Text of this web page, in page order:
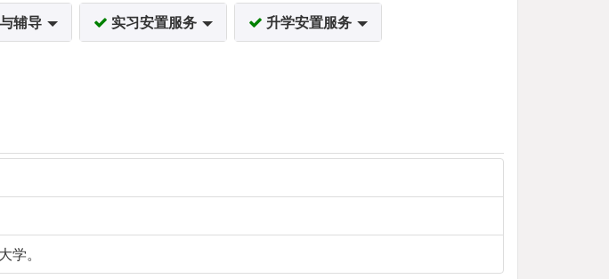
辅导 实习安置服务 升学安置服务
。